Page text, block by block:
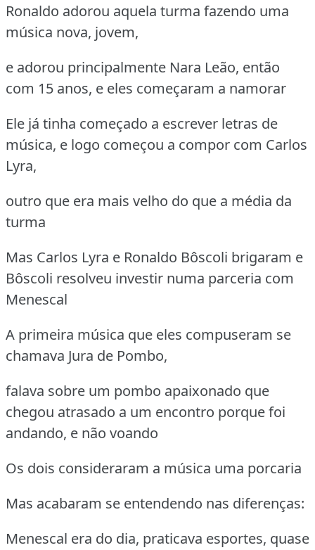
Ronaldo adorou aquela turma fazendo uma
música nova, jovem,
e adorou principalmente Nara Leão, então
com 15 anos, e eles começaram a namorar
Ele já tinha começado a escrever letras de
música, e logo começou a compor com Carlos
Lyra,
outro que era mais velho do que a média da
turma
Mas Carlos Lyra e Ronaldo Bôscoli brigaram e
Bôscoli resolveu investir numa parceria com
Menescal
A primeira música que eles compuseram se
chamava Jura de Pombo,
falava sobre um pombo apaixonado que
chegou atrasado a um encontro porque foi
andando, e não voando
Os dois consideraram a música uma porcaria
Mas acabaram se entendendo nas diferenças:
Menescal era do dia, praticava esportes, quase